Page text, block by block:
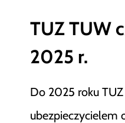
TUZ TUW
2025 r.
Do 2025 roku TUZ
ubezpieczycielem